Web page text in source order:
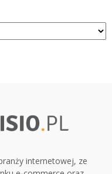
internetowej, ze